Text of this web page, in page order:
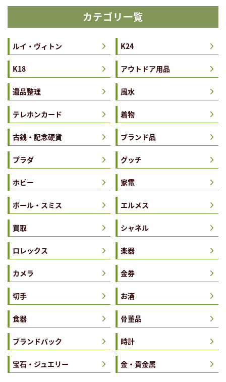
カテゴリ一覧
ルイ・ヴィトン K24
K18 アウトドア用品
遺品整理 風水
テレホンカード 着物
古銭・記念硬貨 ブランド品
プラダ グッチ
ホビー 家電
ポール・スミス エルメス
買取 シャネル
ロレックス 楽器
カメラ 金券
切手 お酒
食器 骨董品
ブランドバック 時計
宝石・ジュエリー 金・貴金属